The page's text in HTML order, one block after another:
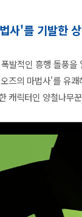
사'를 기발한
발적인 흥행 돌풍
즈의 마법사'를 유
캐릭터인 양철나무